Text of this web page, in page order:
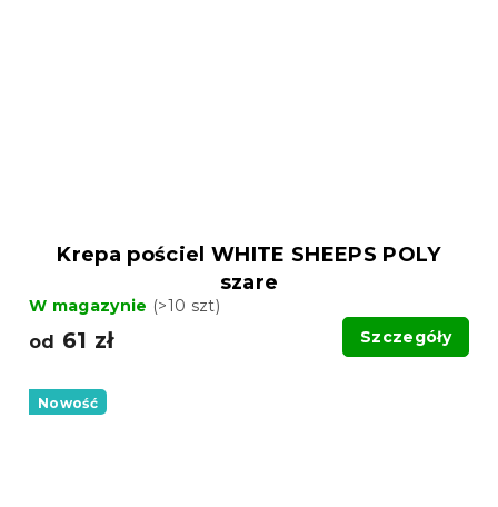
Krepa pościel WHITE SHEEPS POLY
szare
W magazynie (>10 szt)
od 61 zł Szczegóły
Nowość